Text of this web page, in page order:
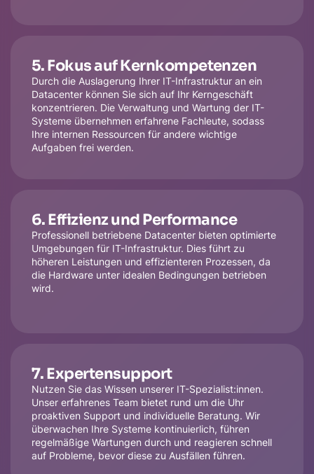
5. Fokus auf Kernkompetenzen
Durch die Auslagerung Ihrer IT-Infrastruktur an ein
Datacenter können Sie sich auf Ihr Kerngeschäft
konzentrieren. Die Verwaltung und Wartung der IT-
Systeme übernehmen erfahrene Fachleute, sodass
Ihre internen Ressourcen für andere wichtige
Aufgaben frei werden.
6. Effizienz und Performance
Professionell betriebene Datacenter bieten optimierte
Umgebungen für IT-Infrastruktur. Dies führt zu
höheren Leistungen und effizienteren Prozessen, da
die Hardware unter idealen Bedingungen betrieben
wird.
7. Expertensupport
Nutzen Sie das Wissen unserer IT-Spezialist:innen.
Unser erfahrenes Team bietet rund um die Uhr
proaktiven Support und individuelle Beratung. Wir
überwachen Ihre Systeme kontinuierlich, führen
regelmäßige Wartungen durch und reagieren schnell
auf Probleme, bevor diese zu Ausfällen führen.